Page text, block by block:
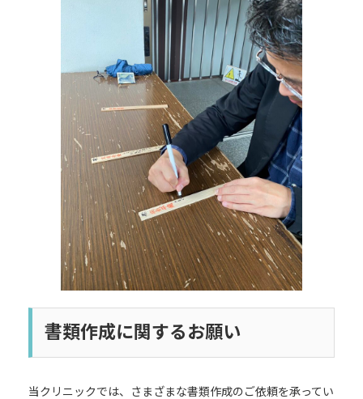
時
:
書類作成に関するお願い
当クリニックでは、さまざまな書類作成のご依頼を承ってい